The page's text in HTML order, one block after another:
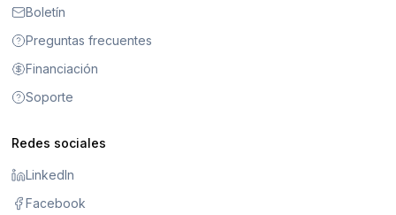
Boletín
Preguntas frecuentes
Financiación
Soporte
Redes sociales
LinkedIn
Facebook